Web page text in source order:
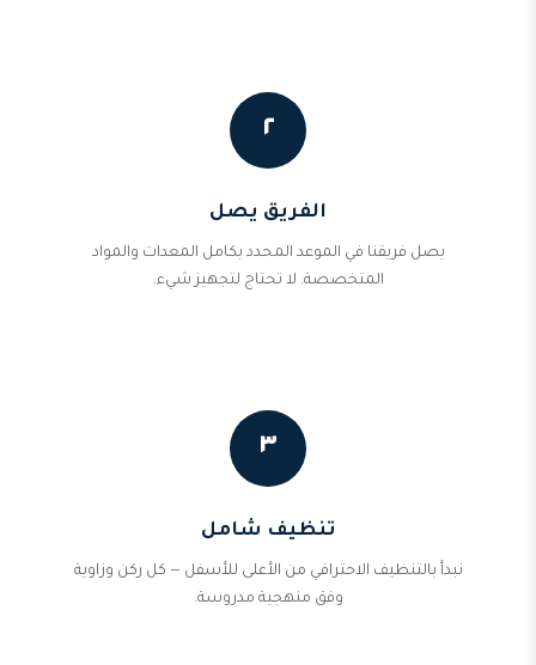
٢
الفريق يصل
يصل فريقنا في الموعد المحدد بكامل المعدات والمواد
المتخصصة. لا تحتاج لتجهيز شيء.
٣
تنظيف شامل
نبدأ بالتنظيف الاحترافي من الأعلى للأسفل — كل ركن وزاوية
وفق منهجية مدروسة.